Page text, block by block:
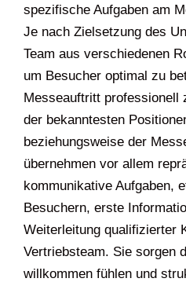
spezifische Aufgaben am
Je nach Zielsetzung des
Team aus verschiedenen
um Besucher optimal zu
Messeauftritt professionell
der bekanntesten
beziehungsweise der
übernehmen vor allem
kommunikative Aufgaben,
Besuchern, erste
Weiterleitung qualifizierter
Vertriebsteam. Sie sorgen
willkommen fühlen und